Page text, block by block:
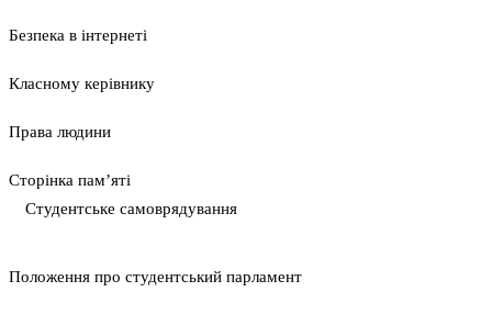
Безпека в інтернеті
Класному керівнику
Права людини
Сторінка пам’яті
Студентське самоврядування
Положення про студентський парламент